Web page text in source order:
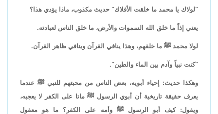
"لولاك يا محمد ما خلقت الأفلاك" حديث مكذوب، ماذا يؤدي هذا؟
يعني إذاً ما خلق الله السموات والأرض، ما خلق الناس لعبادته.
لولا محمد ﷺ ما خلقهم، وهذا ينافي القرآن وينافي ظاهر القرآن.
"كنت نبياً وآدم بين الماء والطين".
وهكذا حديث: إحياء أبويه، بعض الناس من محبتهم للنبي ﷺ عندما
يعرف حقيقة تاريخية أن أبوي الرسول ﷺ ماتا على الكفر لا يعجبه،
ويقول: كيف أبو الرسول ﷺ وأمه على الكفر؟ ما هو معقول